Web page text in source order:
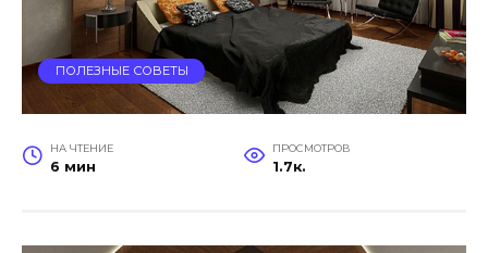
ПОЛЕЗНЫЕ СОВЕТЫ
НА ЧТЕНИЕ
6 мин
ПРОСМОТРОВ
1.7к.